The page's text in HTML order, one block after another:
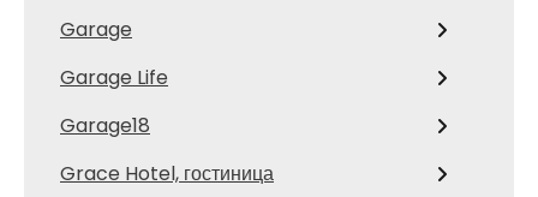
Garage
Garage Life
Garage18
Grace Hotel, гостиница